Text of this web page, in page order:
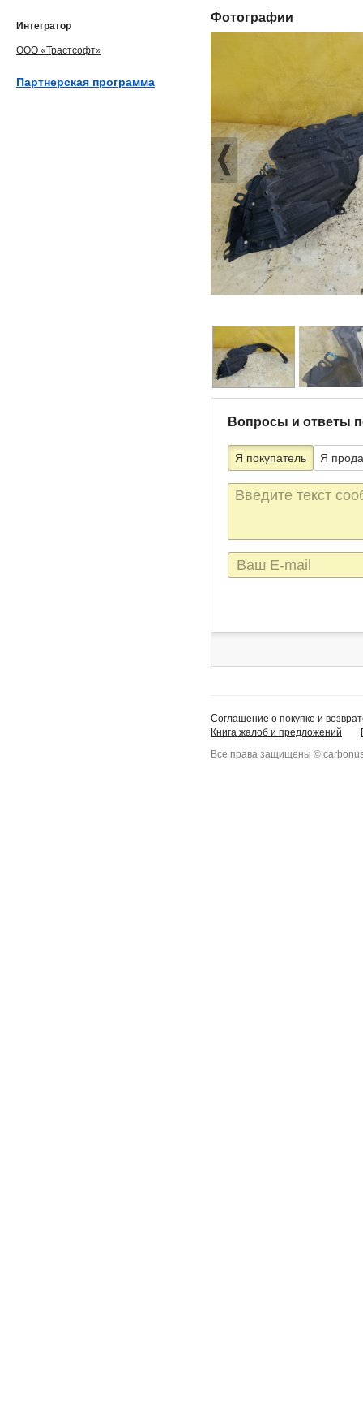
Фотографии
Вопросы и ответы
Я покупатель Я
Текст
сообщения
E-
mail
Интегратор
ООО «Трастсофт»
Партнерская программа
Соглашение о покупке и
Книга жалоб и предложений
Все права защищены ©